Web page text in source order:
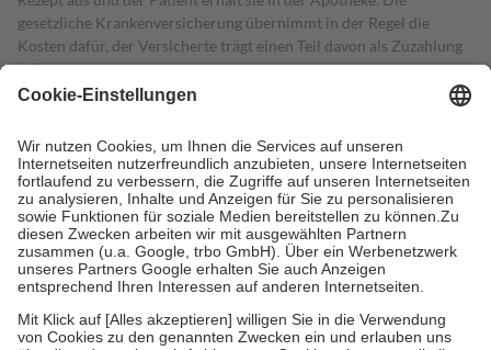
gesetzliche Krankenversicherung übernimmt in der Regel die
Kosten dafür, der Versicherte trägt einen Teil davon als Zuzahlung
mit.
Grundsätzlich leisten Mitglieder Zuzahlungen in Höhe von zehn
höchstens zehn Euro.
Es sind jedoch nie mehr als die tatsächlichen
Kosten der Leistung zu entrichten.
Diese Regeln gelten grundsätzlich auch für Online-Apotheken.
Bei Heilmitteln und häuslicher Krankenpflege beträgt die
Zuzahlung zehn Prozent der Kosten sowie zehn Euro je
Verordnung.
Um das Engagement der Versicherten für ihre eigene Gesundheit zu
stärken und die besondere Stellung der Familie zu unterstützen,
fallenkeine Zuzahlungenan bei:
• Kindern und Jugendlichen bis zum vollendeten 18. Lebensjahr